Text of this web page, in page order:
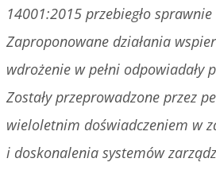
14001:2015 przebiegło
Zaproponowane działania
wdrożenie w pełni odpowiadały
Zostały przeprowadzone przez
wieloletnim doświadczeniem w
i doskonalenia systemów